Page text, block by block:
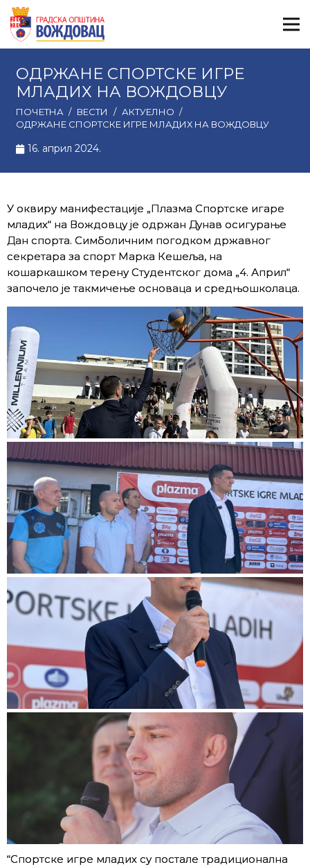
ОДРЖАНЕ СПОРТСКЕ ИГРЕ
МЛАДИХ НА ВОЖДОВЦУ
ПОЧЕТНА / ВЕСТИ / АКТУЕЛНО /
ОДРЖАНЕ СПОРТСКЕ ИГРЕ МЛАДИХ НА ВОЖДОВЦУ
16. април 2024.
У оквиру манифестације „Плазма Спортске игаре
младих“ на Вождовцу је одржан Дунав осигурање
Дан спорта. Симболичним погодком државног
секретара за спорт Марка Кешеља, на
кошаркашком терену Студентског дома „4. Април“
започело је такмичење основаца и средњошколаца.
“Спортске игре младих су постале традиционална